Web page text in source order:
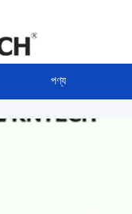
পণ্য